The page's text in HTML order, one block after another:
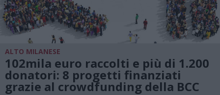
ALTO MILANESE
102mila euro raccolti e più di 1.200
donatori: 8 progetti finanziati
grazie al crowdfunding della BCC